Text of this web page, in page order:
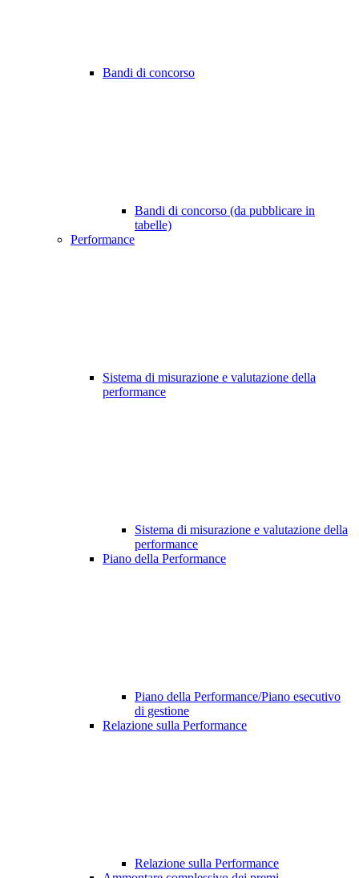
Bandi di concorso
Bandi di concorso (da pubblicare in
tabelle)
Performance
Sistema di misurazione e valutazione della
performance
Sistema di misurazione e valutazione della
performance
Piano della Performance
Piano della Performance/Piano esecutivo
di gestione
Relazione sulla Performance
Relazione sulla Performance